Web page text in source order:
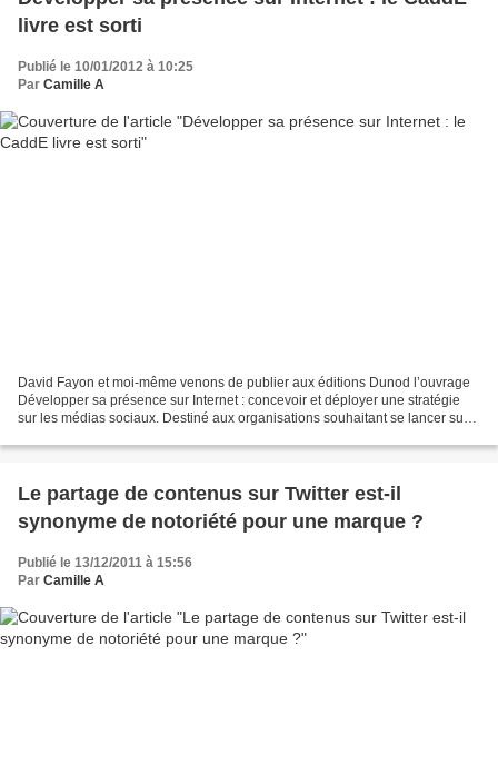
livre est sorti
Publié le 10/01/2012 à 10:25
Par Camille A
David Fayon et moi-même venons de publier aux éditions Dunod l’ouvrage
Développer sa présence sur Internet : concevoir et déployer une stratégie
sur les médias sociaux. Destiné aux organisations souhaitant se lancer sur
Le partage de contenus sur Twitter est-il
synonyme de notoriété pour une marque ?
Publié le 13/12/2011 à 15:56
Par Camille A